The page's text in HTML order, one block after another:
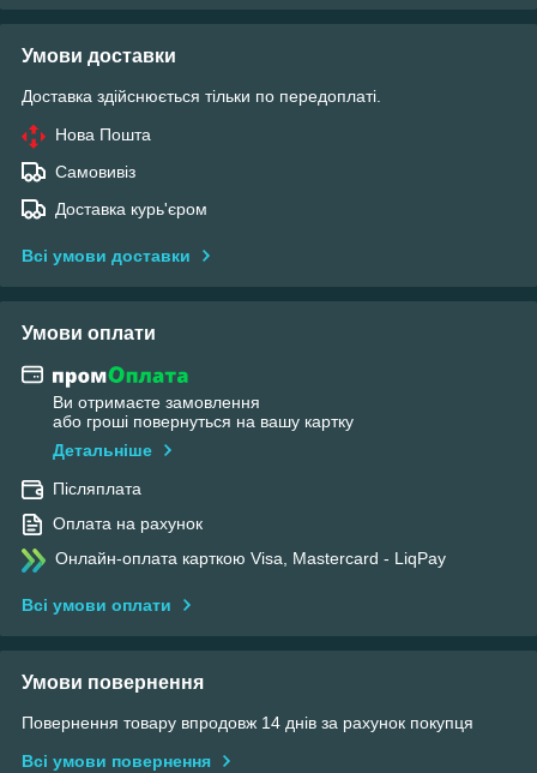
Умови доставки
Доставка здійснюється тільки по передоплаті.
Нова Пошта
Самовивіз
Доставка курь'єром
Всі умови доставки
Умови оплати
Ви отримаєте замовлення
або гроші повернуться на вашу картку
Детальніше
Післяплата
Оплата на рахунок
Онлайн-оплата карткою Visa, Mastercard - LiqPay
Всі умови оплати
Умови повернення
Повернення товару впродовж 14 днів за рахунок покупця
Всі умови повернення